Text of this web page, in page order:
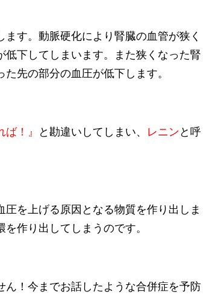
す。動脈硬化により腎臓の血管が狭く
下してしまいます。また狭くなった腎
先の部分の血圧が低下します。
！』 と勘違いしてしまい、 レニン と呼
を上げる原因となる物質を作り出しま
作り出してしまうのです。
！今までお話したような合併症を予防